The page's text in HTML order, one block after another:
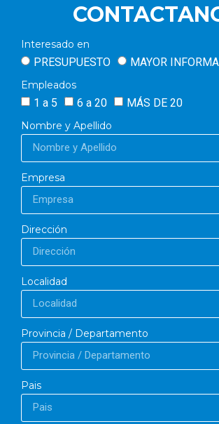
Interesado en
PRESUPUESTO MAYOR
Empleados
1 a 5 6 a 20 MÁS DE 20
Nombre y Apellido
Empresa
Dirección
Localidad
Provincia / Departamento
Pais